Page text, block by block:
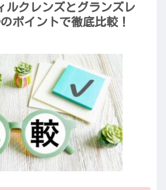
ルクレンズとグランズレ
ポイントで徹底比較！